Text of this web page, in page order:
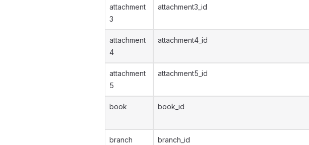
attachment
3
attachment3_id
attachment
4
attachment4_id
attachment
5
attachment5_id
book book_id
branch branch_id